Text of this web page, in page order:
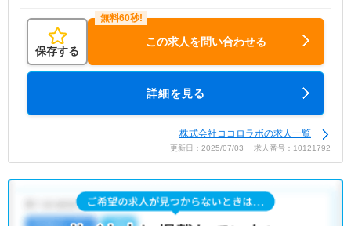
保存する
この求人を問い合わせる
詳細を見る
株式会社ココロラボの求人一覧
更新日：2025/07/03 求人番号：10121792